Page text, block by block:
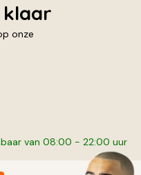
onze
van 08:00 - 22:00 uur